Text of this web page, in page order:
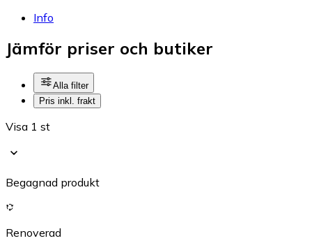
Info
Jämför priser och butiker
Alla filter
Pris inkl. frakt
Visa 1 st
Begagnad produkt
Renoverad